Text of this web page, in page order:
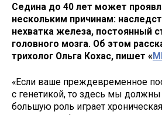
Седина до 40 лет может
нескольким причинам:
нехватка железа, постоянный
головного мозга. Об этом
трихолог Ольга Кохас, пишет «
«Если ваше преждевременное
с генетикой, то здесь мы должны
большую роль играет